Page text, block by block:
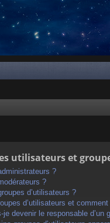
utilisateurs et
?
?
d’utilisateurs ?
d’utilisateurs et
devenir le responsable d’un